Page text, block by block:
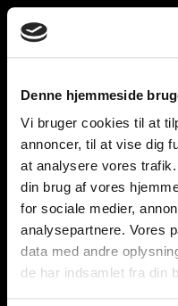
Denne hjemmeside
Vi bruger cookies til at
annoncer, til at vise dig
at analysere vores
din brug af vores
for sociale medier,
analysepartnere. Vores
data med andre
de har indsamlet fra din
Toggle
navigation
unnu
Help
SØREN